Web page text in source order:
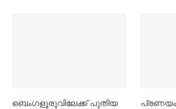
ബെംഗളൂരുവിലേക്ക് പുതിയ